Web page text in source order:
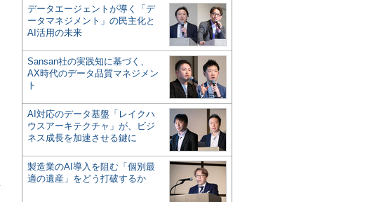
データエージェントが導く「デ
ータマネジメント」の民主化と
AI活用の未来
Sansan社の実践知に基づく、
AX時代のデータ品質マネジメン
ト
AI対応のデータ基盤「レイクハ
ウスアーキテクチャ」が、ビジ
ネス成長を加速させる鍵に
製造業のAI導入を阻む「個別最
適の遺産」をどう打破するか